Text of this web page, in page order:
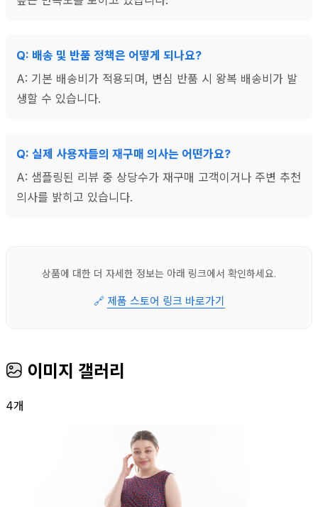
Q: 배송 및 반품 정책은 어떻게 되나요?
A: 기본 배송비가 적용되며, 변심 반품 시 왕복 배송비가 발
생할 수 있습니다.
Q: 실제 사용자들의 재구매 의사는 어떤가요?
A: 샘플링된 리뷰 중 상당수가 재구매 고객이거나 주변 추천
의사를 밝히고 있습니다.
상품에 대한 더 자세한 정보는 아래 링크에서 확인하세요.
🔗 제품 스토어 링크 바로가기
이미지 갤러리
4개